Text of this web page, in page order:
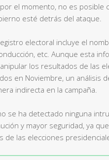
el momento, no es posible
esté detrás del ataque.
electoral incluye el
etc. Aunque esta
los resultados de las
en Noviembre, un análisis
indirecta en la campaña.
se ha detectado ninguna
y mayor seguridad, ya
las elecciones